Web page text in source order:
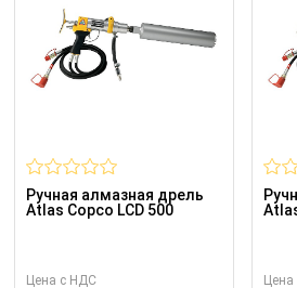
Ручная алмазная дрель
Atlas Copco LCD 500
Цена с НДС